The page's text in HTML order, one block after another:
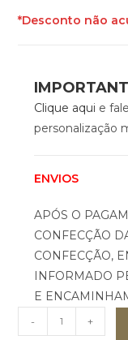
*Desconto não
Clique aqui e
personalização
ENVIOS
APÓS O
CONFECÇÃO
CONFECÇÃO,
INFORMADO
E
- +